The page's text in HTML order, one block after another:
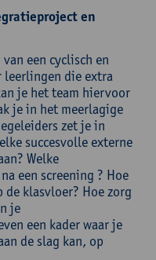
en
een cyclisch en
die extra
je het team hiervoor
je in het meerlagige
zet je in
succesvolle externe
Welke
een screening ? Hoe
de klasvloer? Hoe zorg
je
een kader waar je
de slag kan, op